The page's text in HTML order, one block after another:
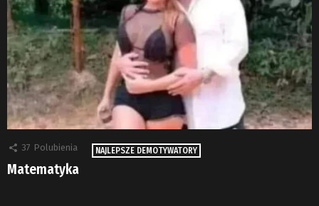
37 Polubienia NAJLEPSZE DEMOTYWATORY
Matematyka